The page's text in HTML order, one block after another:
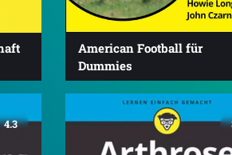
American Football für
Dummies
4.3